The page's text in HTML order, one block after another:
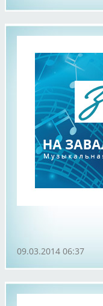
09.03.2014 06:37